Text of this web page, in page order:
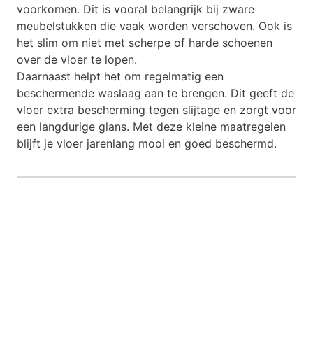
voorkomen. Dit is vooral belangrijk bij zware
meubelstukken die vaak worden verschoven. Ook is
het slim om niet met scherpe of harde schoenen
over de vloer te lopen.
Daarnaast helpt het om regelmatig een
beschermende waslaag aan te brengen. Dit geeft de
vloer extra bescherming tegen slijtage en zorgt voor
een langdurige glans. Met deze kleine maatregelen
blijft je vloer jarenlang mooi en goed beschermd.